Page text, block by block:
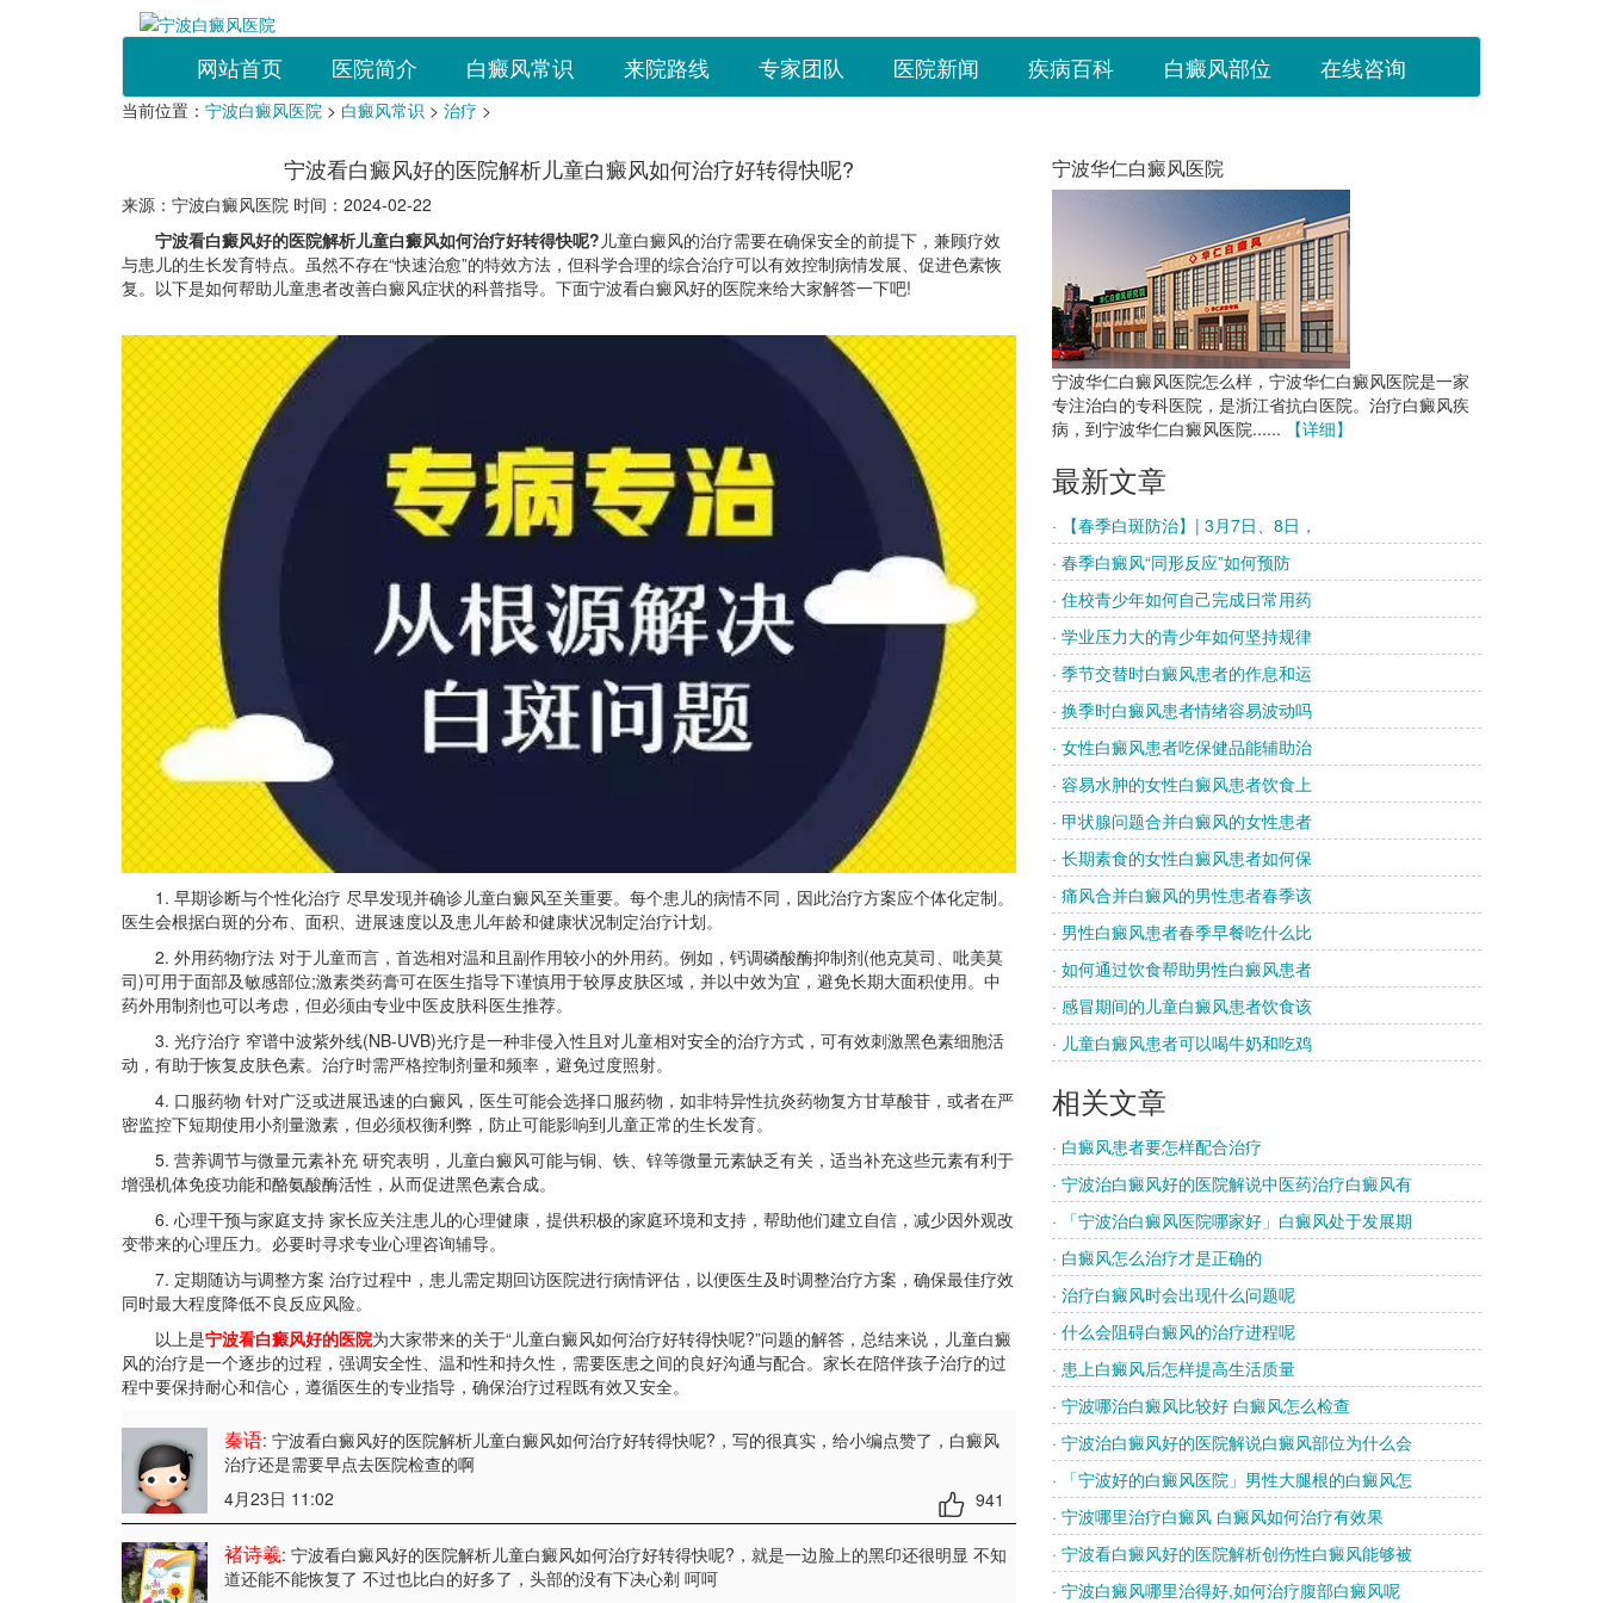
网站首页 医院简介 白癜风常识 来院路线 专家团队 医院新闻 疾病百科 白癜风部位 在线咨询
当前位置： 宁波白癜风医院 > 白癜风常识 > 治疗 >
宁波看白癜风好的医院解析儿童白癜风如何治疗好转得快呢?
来源：宁波白癜风医院 时间：2024-02-22
宁波看白癜风好的医院解析儿童白癜风如何治疗好转得快呢?儿童白癜风的治疗需要在确保安全的前提下，兼顾疗效
与患儿的生长发育特点。虽然不存在“快速治愈”的特效方法，但科学合理的综合治疗可以有效控制病情发展、促进色素恢
复。以下是如何帮助儿童患者改善白癜风症状的科普指导。下面宁波看白癜风好的医院来给大家解答一下吧!
1. 早期诊断与个性化治疗 尽早发现并确诊儿童白癜风至关重要。每个患儿的病情不同，因此治疗方案应个体化定制。
医生会根据白斑的分布、面积、进展速度以及患儿年龄和健康状况制定治疗计划。
2. 外用药物疗法 对于儿童而言，首选相对温和且副作用较小的外用药。例如，钙调磷酸酶抑制剂(他克莫司、吡美莫
司)可用于面部及敏感部位;激素类药膏可在医生指导下谨慎用于较厚皮肤区域，并以中效为宜，避免长期大面积使用。中
药外用制剂也可以考虑，但必须由专业中医皮肤科医生推荐。
3. 光疗治疗 窄谱中波紫外线(NB-UVB)光疗是一种非侵入性且对儿童相对安全的治疗方式，可有效刺激黑色素细胞活
动，有助于恢复皮肤色素。治疗时需严格控制剂量和频率，避免过度照射。
4. 口服药物 针对广泛或进展迅速的白癜风，医生可能会选择口服药物，如非特异性抗炎药物复方甘草酸苷，或者在严
密监控下短期使用小剂量激素，但必须权衡利弊，防止可能影响到儿童正常的生长发育。
5. 营养调节与微量元素补充 研究表明，儿童白癜风可能与铜、铁、锌等微量元素缺乏有关，适当补充这些元素有利于
增强机体免疫功能和酪氨酸酶活性，从而促进黑色素合成。
6. 心理干预与家庭支持 家长应关注患儿的心理健康，提供积极的家庭环境和支持，帮助他们建立自信，减少因外观改
变带来的心理压力。必要时寻求专业心理咨询辅导。
7. 定期随访与调整方案 治疗过程中，患儿需定期回访医院进行病情评估，以便医生及时调整治疗方案，确保最佳疗效
同时最大程度降低不良反应风险。
以上是宁波看白癜风好的医院为大家带来的关于“儿童白癜风如何治疗好转得快呢?”问题的解答，总结来说，儿童白癜
风的治疗是一个逐步的过程，强调安全性、温和性和持久性，需要医患之间的良好沟通与配合。家长在陪伴孩子治疗的过
程中要保持耐心和信心，遵循医生的专业指导，确保治疗过程既有效又安全。
秦语: 宁波看白癜风好的医院解析儿童白癜风如何治疗好转得快呢? ，写的很真实，给小编点赞了，白癜风
治疗还是需要早点去医院检查的啊
4月23日 11:02
941
褚诗羲: 宁波看白癜风好的医院解析儿童白癜风如何治疗好转得快呢? ，就是一边脸上的黑印还很明显 不知
道还能不能恢复了 不过也比白的好多了，头部的没有下决心剃 呵呵
宁波华仁白癜风医院
宁波华仁白癜风医院怎么样，宁波华仁白癜风医院是一家
专注治白的专科医院，是浙江省抗白医院。治疗白癜风疾
病，到宁波华仁白癜风医院......
【详细】
最新文章
· 【春季白斑防治】| 3月7日、8日，
· 春季白癜风“同形反应”如何预防
· 住校青少年如何自己完成日常用药
· 学业压力大的青少年如何坚持规律
· 季节交替时白癜风患者的作息和运
· 换季时白癜风患者情绪容易波动吗
· 女性白癜风患者吃保健品能辅助治
· 容易水肿的女性白癜风患者饮食上
· 甲状腺问题合并白癜风的女性患者
· 长期素食的女性白癜风患者如何保
· 痛风合并白癜风的男性患者春季该
· 男性白癜风患者春季早餐吃什么比
· 如何通过饮食帮助男性白癜风患者
· 感冒期间的儿童白癜风患者饮食该
· 儿童白癜风患者可以喝牛奶和吃鸡
相关文章
· 白癜风患者要怎样配合治疗
· 宁波治白癜风好的医院解说中医药治疗白癜风有
· 「宁波治白癜风医院哪家好」白癜风处于发展期
· 白癜风怎么治疗才是正确的
· 治疗白癜风时会出现什么问题呢
· 什么会阻碍白癜风的治疗进程呢
· 患上白癜风后怎样提高生活质量
· 宁波哪治白癜风比较好 白癜风怎么检查
· 宁波治白癜风好的医院解说白癜风部位为什么会
· 「宁波好的白癜风医院」男性大腿根的白癜风怎
· 宁波哪里治疗白癜风 白癜风如何治疗有效果
· 宁波看白癜风好的医院解析创伤性白癜风能够被
· 宁波白癜风哪里治得好,如何治疗腹部白癜风呢